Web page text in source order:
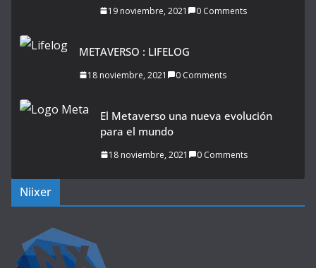
19 noviembre, 2021 0 Comments
METAVERSO : LIFELOG
18 noviembre, 2021 0 Comments
El Metaverso una nueva evolución
para el mundo
18 noviembre, 2021 0 Comments
Niixer